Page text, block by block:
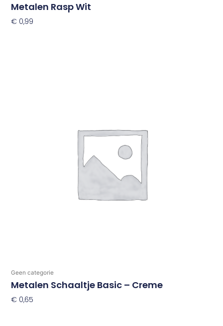
Metalen Rasp Wit
€ 0,99
Geen categorie
Metalen Schaaltje Basic – Creme
€ 0,65